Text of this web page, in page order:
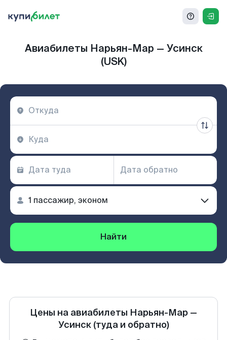
Авиабилеты Нарьян-Мар — Усинск
(USK)
Найти
Цены на авиабилеты Нарьян-Мар —
Усинск (туда и обратно)